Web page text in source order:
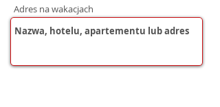
Adres na wakacjach